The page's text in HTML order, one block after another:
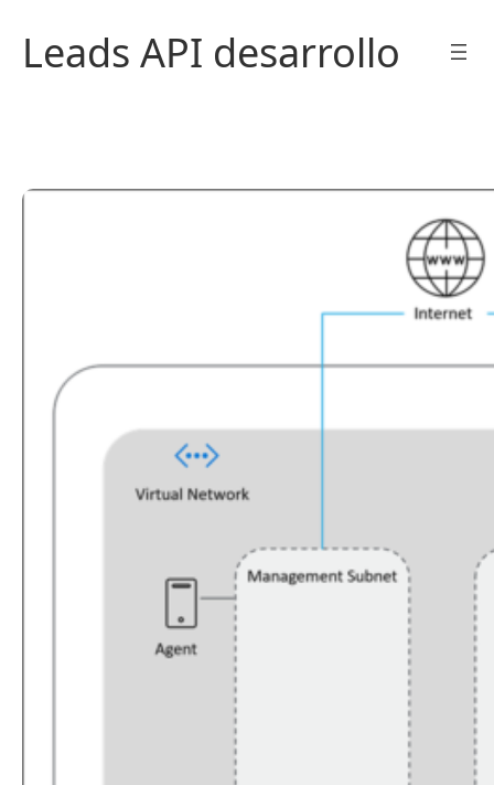
contenido
Leads API desarrollo